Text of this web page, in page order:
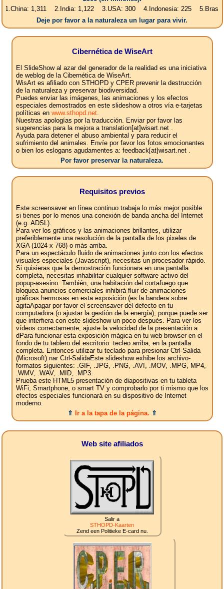
1,311 2.India: 1,122 3.USA: 300 4.Indonesia: 225 5.Brasil: 187
Deje por favor a la naturaleza un lugar para vivir.
Cibernética de WiseArt
El SlideShow al azar del generador de la realidad es una iniciativa
de weblog de la Cibernética de WiseArt.
WisArt es afiliado con STHOPD y CPER prevenir la destrucción
de la naturaleza y preservar biodiversidad.
Puedes enviar las imágenes, las animaciones y los efectos
especiales demostrados en este slideshow a otros vía e-tarjetas
políticas en www.sthopd.net.
Nuestras apologías por la traducción. Enviar por favor las
sugerencias para la mejora a translation[at]wisart.net .
Ayuda para detener el abuso ambiental y para reducir el
sufrimiento del animales. Envíe por favor los fotos emocionantes
o bien los eslogans agudamentes a: feedback[at]wisart.net .
Por favor preservar la naturaleza.
Requisitos previos
Este screensaver en línea continuo trabaja lo más mejor posible
si tienes por lo menos una conexión de banda ancha del Internet
(e.g. ADSL).
Para ver los gráficos y las animaciones brillantes, utilizar
preferiblemente una resolución de la pantalla de los pixeles de
XGA (1024 x 768) o más arriba.
Para un espectáculo fluido de animaciones junto con los efectos
visuales especiales (Javascript), necesitas un procesador rápido.
Si quisieras que la demostración funcionara en una pantalla
completa, necesitas inhabilitar cualquier software activo del
popup-asesino. También, una habitación del cortafuego que
bloquea anuncios comerciales inhibirá fluir de animaciones
gráficas hermosas en esta exposición (es la bandera sobre
agitaApagar por favor el screensaver del defecto en tu
computadora (o ajustar la gestión de la energía), porque puede ser
que interfiera con este slideshow un poco después. Para ver los
vídeos correctamente, ajuste la velocidad de la presentación a
dPara funcionar esta exposición mágica en tu web browser en el
fondo de tu tablero del escritorio: tecleo arriba, en la pantalla
completa. Entonces utilizar tu teclado para presionar Ctrl-Salida
(Microsoft).nar Ctrl-SalidaEste slideshow exhibe los archivo-
formatos siguientes: .GIF, .JPG, .PNG, .AVI, .MOV, .MPG, MP4,
.WMV, .WAV, .MID, .MP3.
Prueba este HTML5 presentación de diapositivas en tu tableta
WiFi, Smartphone, o smart TV y comprobarlo por ti mismo que los
efectos especiales funcionará en su dispositivo de Internet
moderno.
⇑
Ir a la tapa de la página. ⇑
Web site afiliados
Salir a
STHOPD-Kaarten
Zend een Politieke E-card nu.